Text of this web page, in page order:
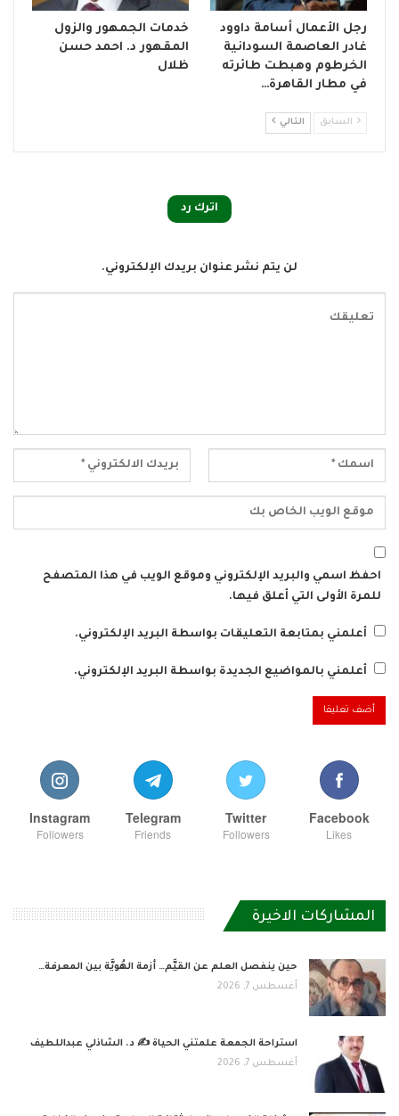
رجل الأعمال أسامة داوود
غادر العاصمة السودانية
الخرطوم وهبطت طائرته
في مطار القاهرة…
خدمات الجمهور والزول
المقهور د. احمد حسن
ظلال
السابق التالي
اترك رد
لن يتم نشر عنوان بريدك الإلكتروني.
احفظ اسمي والبريد الإلكتروني وموقع الويب في هذا المتصفح
للمرة الأولى التي أعلق فيها.
أعلمني بمتابعة التعليقات بواسطة البريد الإلكتروني.
أعلمني بالمواضيع الجديدة بواسطة البريد الإلكتروني.
Facebook
Likes
Twitter
Followers
Telegram
Friends
Instagram
Followers
المشاركات الاخيرة
حين ينفصل العلم عن القيَّم… أزمة الهُويَّة بين المعرفة…
أغسطس 7, 2026
استراحة الجمعة علمتني الحياة ✍️ د. الشاذلي عبداللطيف
أغسطس 7, 2026